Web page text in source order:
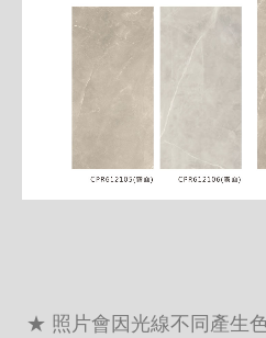
★ 照片會因光線不同產生